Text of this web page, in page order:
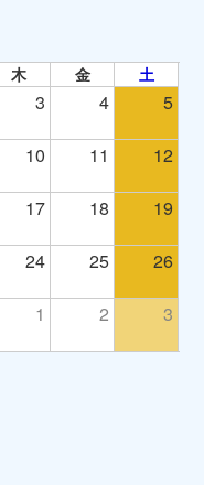
木 金 土
3 4 5
10 11 12
17 18 19
24 25 26
1 2 3